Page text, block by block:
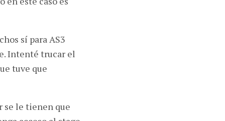
sí para AS3
Intenté trucar el
tuve que
se le tienen que